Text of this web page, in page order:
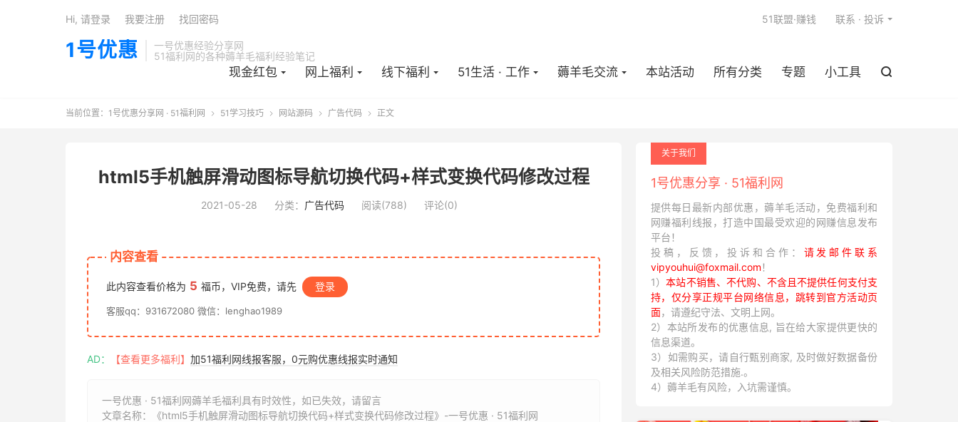
1号优惠
一号优惠经验分享网
51福利网的各种薅羊毛福利经验笔记
现金红包 网上福利 线下福利 51生活 · 工作 薅羊毛交流 本站活动 所有分类 专题 小工具 
51联盟·赚钱 联系 · 投诉
Hi, 请登录 我要注册 找回密码
当前位置： 1号优惠分享网 · 51福利网  51学习技巧  网站源码  广告代码  正文
html5手机触屏滑动图标导航切换代码+样式变换代码修改过程
2021-05-28 分类： 广告代码 阅读(788) 评论(0)
内容查看
此内容查看价格为 5 福币，VIP免费，请先 登录
客服qq：931672080 微信：lenghao1989
AD： 【查看更多福利】 加51福利网线报客服，0元购优惠线报实时通知
一号优惠 · 51福利网薅羊毛福利具有时效性，如已失效，请留言
文章名称：
《html5手机触屏滑动图标导航切换代码+样式变换代码修改过程》-一号优惠 · 51福利网
关于我们
1号优惠分享 · 51福利网
提供每日最新内部优惠，薅羊毛活动，免费福利和
网赚福利线报，打造中国最受欢迎的网赚信息发布
平台！
投稿，反馈，投诉和合作： 请发邮件联系
vipyouhui@foxmail.com！
1）本站不销售、不代购、不含且不提供任何支付支
持，仅分享正规平台网络信息，跳转到官方活动页
面，请遵纪守法、文明上网。
2）本站所发布的优惠信息, 旨在给大家提供更快的
信息渠道。
3）如需购买，请自行甄别商家, 及时做好数据备份
及相关风险防范措施.。
4）薅羊毛有风险，入坑需谨慎。